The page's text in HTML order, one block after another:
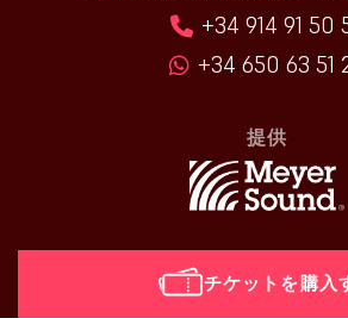
チケットを購入
+34 914 91 50
+34 650 63 51
提供